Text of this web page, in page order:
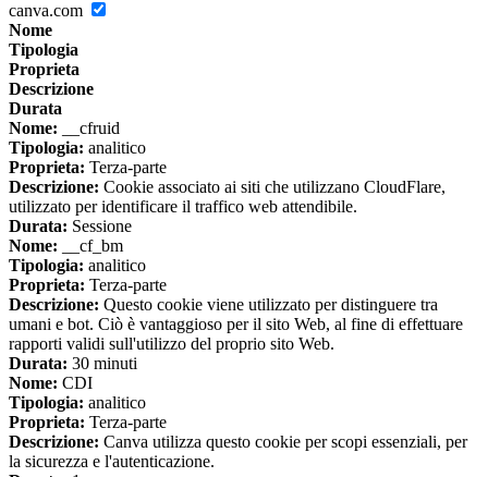
canva.com
Nome
Tipologia
Proprieta
Descrizione
Durata
Nome: __cfruid
Tipologia: analitico
Proprieta: Terza-parte
Descrizione: Cookie associato ai siti che utilizzano CloudFlare,
utilizzato per identificare il traffico web attendibile.
Durata: Sessione
Nome: __cf_bm
Tipologia: analitico
Proprieta: Terza-parte
Descrizione: Questo cookie viene utilizzato per distinguere tra
umani e bot. Ciò è vantaggioso per il sito Web, al fine di effettuare
rapporti validi sull'utilizzo del proprio sito Web.
Durata: 30 minuti
Nome: CDI
Tipologia: analitico
Proprieta: Terza-parte
Descrizione: Canva utilizza questo cookie per scopi essenziali, per
la sicurezza e l'autenticazione.